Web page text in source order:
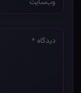
*
دیدگاه